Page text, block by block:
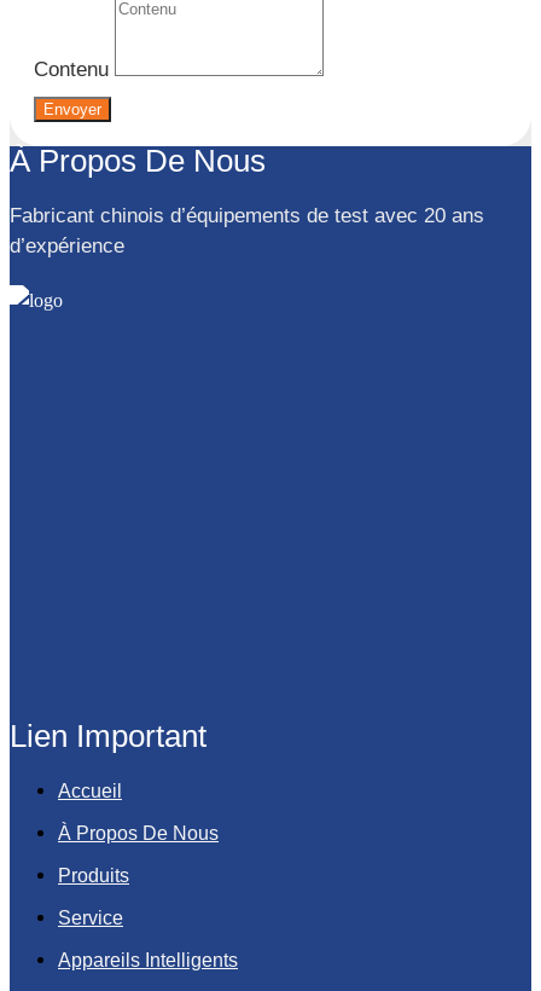
Contenu
Envoyer
À Propos De Nous
Fabricant chinois d’équipements de test avec 20 ans
d’expérience
Lien Important
Accueil
À Propos De Nous
Produits
Service
Appareils Intelligents